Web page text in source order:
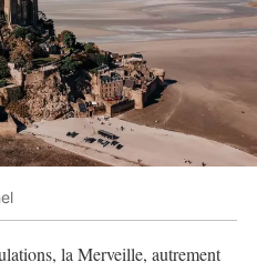
la Merveille, autrement